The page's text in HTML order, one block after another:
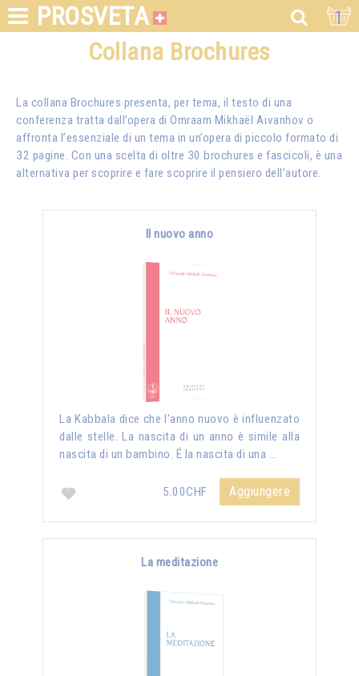
PROSVETA 1
Collana Brochures
La collana Brochures presenta, per tema, il testo di una
conferenza tratta dall’opera di Omraam Mikhaël Aïvanhov o
affronta l’essenziale di un tema in un’opera di piccolo formato di
32 pagine. Con una scelta di oltre 30 brochures e fascicoli, è una
alternativa per scoprire e fare scoprire il pensiero dell’autore.
Il nuovo anno
La Kabbala dice che l'anno nuovo è influenzato
dalle stelle. La nascita di un anno è simile alla
nascita di un bambino. É la nascita di una …
5.00CHF Aggiungere
La meditazione